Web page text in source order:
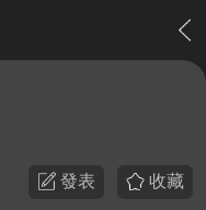
收藏
發表